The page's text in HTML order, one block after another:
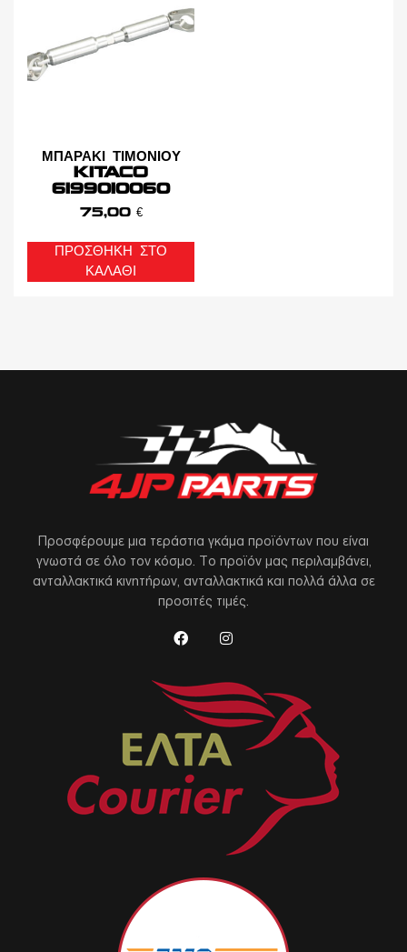
ΜΠΑΡΑΚΙ ΤΙΜΟΝΙΟΥ
KITACO
6199010060
75,00 €
ΠΡΟΣΘΉΚΗ ΣΤΟ
ΚΑΛΆΘΙ
Προσφέρουμε μια τεράστια γκάμα προϊόντων που είναι
γνωστά σε όλο τον κόσμο. Το προϊόν μας περιλαμβάνει,
ανταλλακτικά κινητήρων, ανταλλακτικά και πολλά άλλα σε
προσιτές τιμές.